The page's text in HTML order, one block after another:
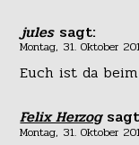
jules sagt:
Montag, 31. Oktober
Euch ist da
Felix Herzog
Montag, 31. Oktober